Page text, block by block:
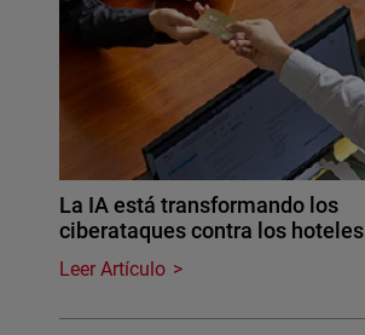
La IA está transformando los
ciberataques contra los hoteles
Leer Artículo